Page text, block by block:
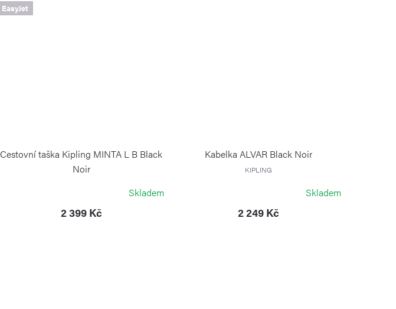
EasyJet
Cestovní taška Kipling MINTA L B Black
Noir
Skladem
2 399 Kč
Kabelka ALVAR Black Noir
KIPLING
Skladem
2 249 Kč